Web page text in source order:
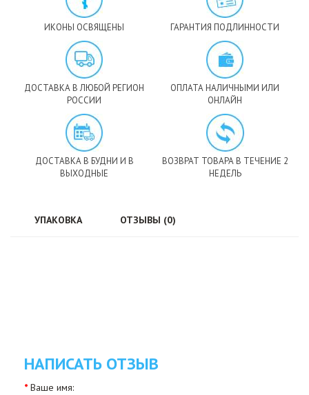
ИКОНЫ ОСВЯЩЕНЫ ГАРАНТИЯ ПОДЛИННОСТИ
ДОСТАВКА В ЛЮБОЙ РЕГИОН
РОССИИ
ОПЛАТА НАЛИЧНЫМИ ИЛИ
ОНЛАЙН
ДОСТАВКА В БУДНИ И В
ВЫХОДНЫЕ
ВОЗВРАТ ТОВАРА В ТЕЧЕНИЕ 2
НЕДЕЛЬ
УПАКОВКА ОТЗЫВЫ (0)
НАПИСАТЬ ОТЗЫВ
Ваше имя: